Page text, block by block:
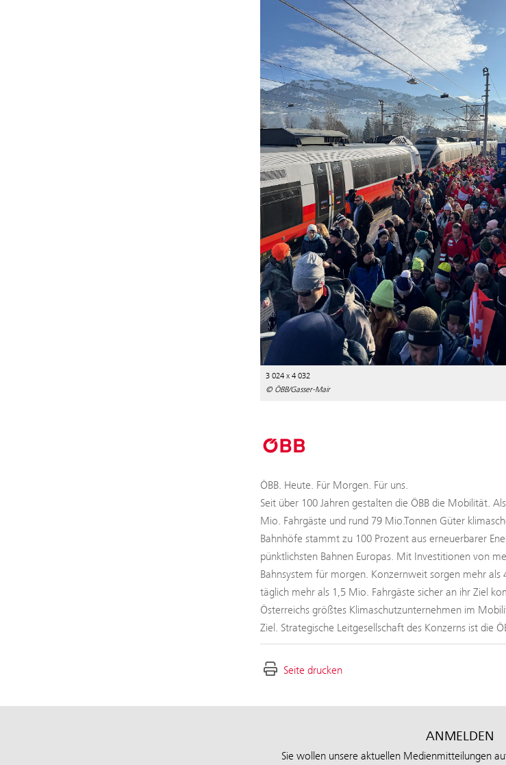
3 024 x 4 032
© ÖBB/Gasser-Mair
ÖBB. Heute. Für Morgen. Für uns.
Seit über 100 Jahren gestalten die ÖBB die Mobilität.
Mio. Fahrgäste und rund 79 Mio.Tonnen Güter
Bahnhöfe stammt zu 100 Prozent aus erneuerbarer
pünktlichsten Bahnen Europas. Mit Investitionen von
Bahnsystem für morgen. Konzernweit sorgen mehr
täglich mehr als 1,5 Mio. Fahrgäste sicher an ihr Ziel
Österreichs größtes Klimaschutzunternehmen im
Ziel. Strategische Leitgesellschaft des Konzerns ist die
Seite drucken
ANMELDEN
Sie wollen unsere aktuellen Medienmitteilungen